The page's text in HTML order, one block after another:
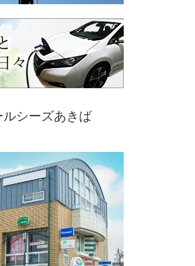
シーズあきば